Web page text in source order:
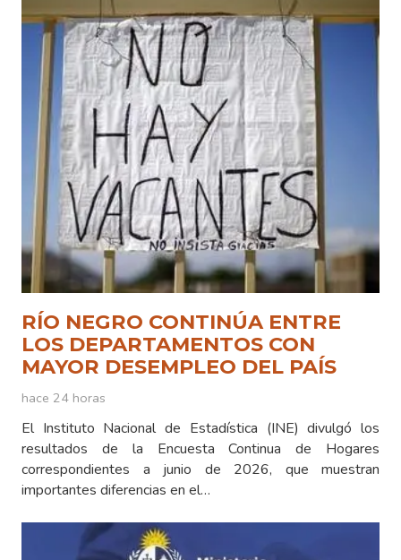
RÍO NEGRO CONTINÚA ENTRE
LOS DEPARTAMENTOS CON
MAYOR DESEMPLEO DEL PAÍS
hace 24 horas
El Instituto Nacional de Estadística (INE) divulgó los
resultados de la Encuesta Continua de Hogares
correspondientes a junio de 2026, que muestran
importantes diferencias en el…